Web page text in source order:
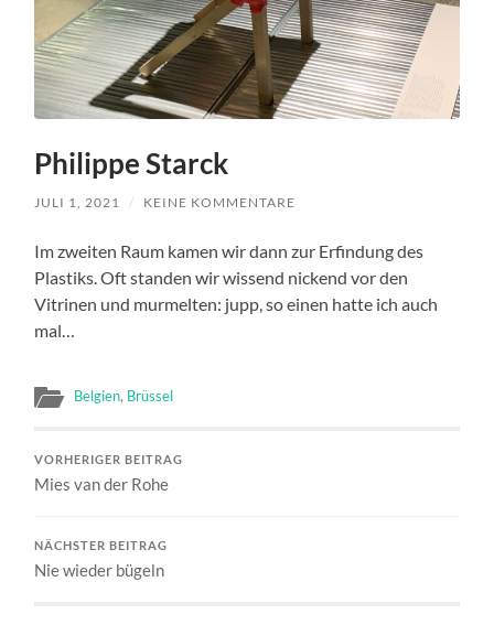
Philippe Starck
JULI 1, 2021 / KEINE KOMMENTARE
Im zweiten Raum kamen wir dann zur Erfindung des
Plastiks. Oft standen wir wissend nickend vor den
Vitrinen und murmelten: jupp, so einen hatte ich auch
mal…
Belgien, Brüssel
VORHERIGER BEITRAG
Mies van der Rohe
NÄCHSTER BEITRAG
Nie wieder bügeln